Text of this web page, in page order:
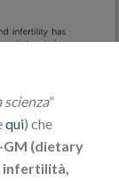
scienza”
qui) che
GM (dietary
infertilità,